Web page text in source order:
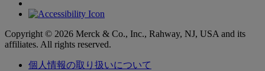
Copyright © 2026 Merck & Co., Inc., Rahway, NJ, USA and its
affiliates. All rights reserved.
個人情報の取り扱いについて